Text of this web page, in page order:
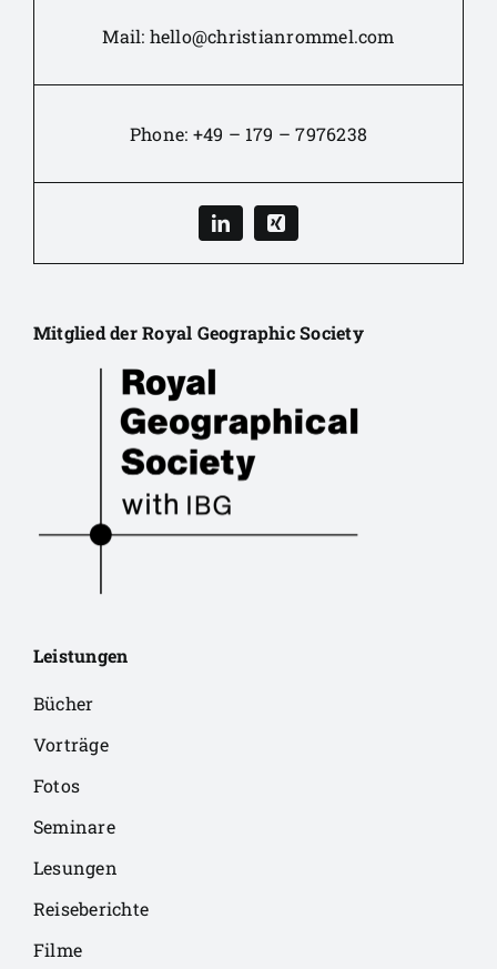
Mail: hello@christianrommel.com
Phone: +49 – 179 – 7976238
Mitglied der Royal Geographic Society
Leistungen
Bücher
Vorträge
Fotos
Seminare
Lesungen
Reiseberichte
Filme